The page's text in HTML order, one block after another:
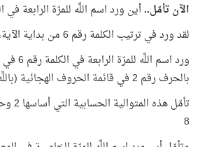
الآن تأمّل..أين ورد اسم اللَّه للمرّة الرابعة
لقد ورد في ترتيب الكلمة رقم 6 من بداية الآية، ورقم 6 من نهايتها أيضًا!
بالحرف رقم 2 في قائمة الحروف الهجائية (باللَّه)!
8